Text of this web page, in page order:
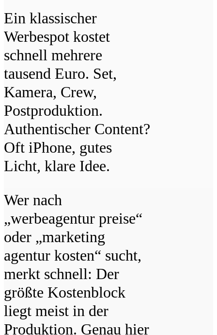
Ein klassischer
Werbespot kostet
schnell mehrere
tausend Euro. Set,
Kamera, Crew,
Postproduktion.
Authentischer Content?
Oft iPhone, gutes
Licht, klare Idee.
Wer nach
„werbeagentur preise“
oder „marketing
agentur kosten“ sucht,
merkt schnell: Der
größte Kostenblock
liegt meist in der
Produktion. Genau hier